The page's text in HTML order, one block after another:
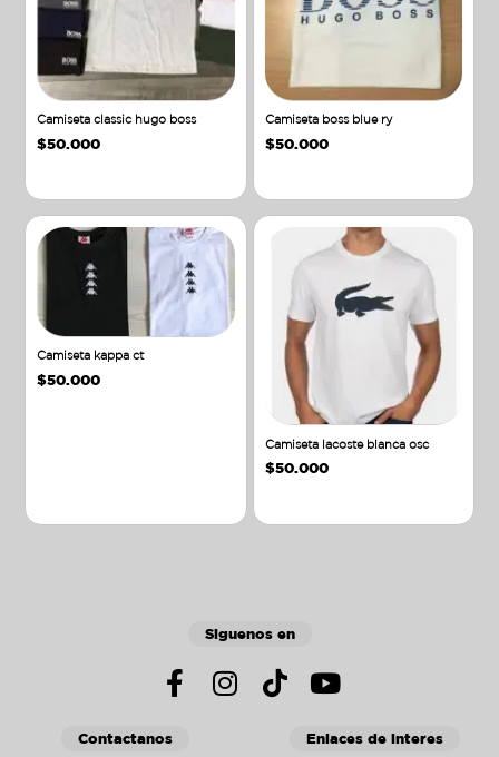
Camiseta classic hugo boss
$50.000
Camiseta boss blue ry
$50.000
Camiseta kappa ct
$50.000
Camiseta lacoste blanca osc
$50.000
Siguenos en
Contactanos Enlaces de interes